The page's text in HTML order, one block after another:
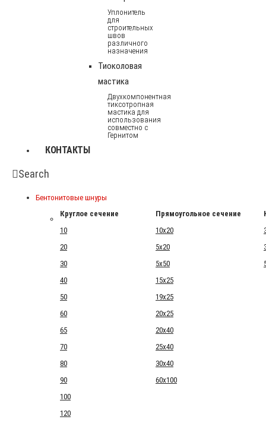
Уплонитель
для
строительных
швов
различного
назначения
Тиоколовая
мастика
Двухкомпонентная
тиксотропная
мастика для
использования
совместно с
Гернитом
КОНТАКТЫ
Search
Бентонитовые шнуры
Круглое сечение
Прямоугольное сечение
10
10x20
20
5x20
30
5x50
40
15x25
50
19x25
60
20x25
65
20x40
70
25x40
80
30x40
90
60x100
100
120